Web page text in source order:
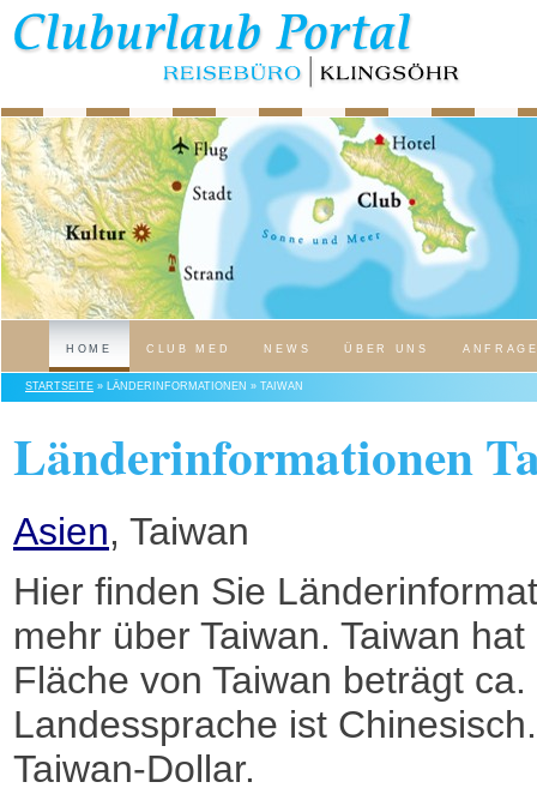
HOME CLUB MED NEWS ÜBER UNS
STARTSEITE » LÄNDERINFORMATIONEN » TAIWAN
Länderinformationen
Asien, Taiwan
Hier finden Sie
mehr über Taiwan. Taiwan
Fläche von Taiwan beträgt
Landessprache ist
Taiwan-Dollar.